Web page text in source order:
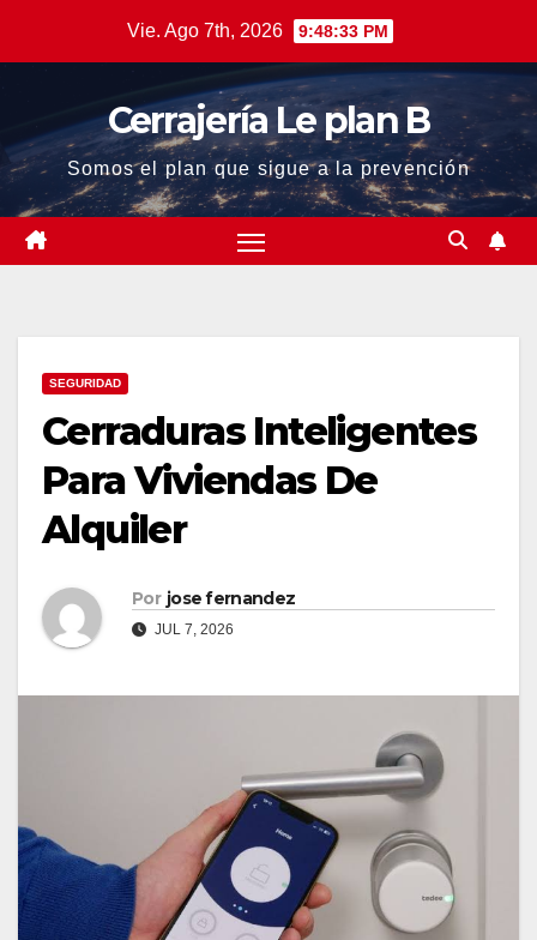
Vie. Ago 7th, 2026 9:48:34 PM
Cerrajería Le plan B
Somos el plan que sigue a la prevención
SEGURIDAD
Cerraduras Inteligentes
Para Viviendas De
Alquiler
Por jose fernandez
JUL 7, 2026